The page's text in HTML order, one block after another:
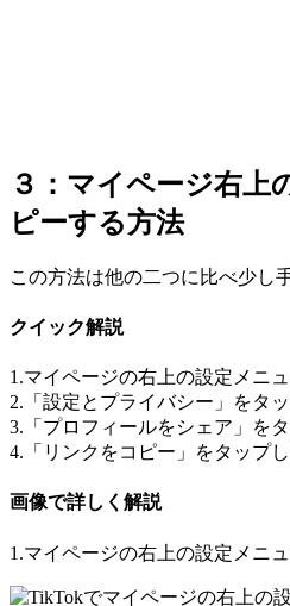
３：マイページ右上
ピーする方法
この方法は他の二つに比べ少し
クイック解説
1.マイページの右上の設定メニ
2.「設定とプライバシー」をタッ
3.「プロフィールをシェア」をタ
4.「リンクをコピー」をタップし
画像で詳しく解説
1.マイページの右上の設定メニ